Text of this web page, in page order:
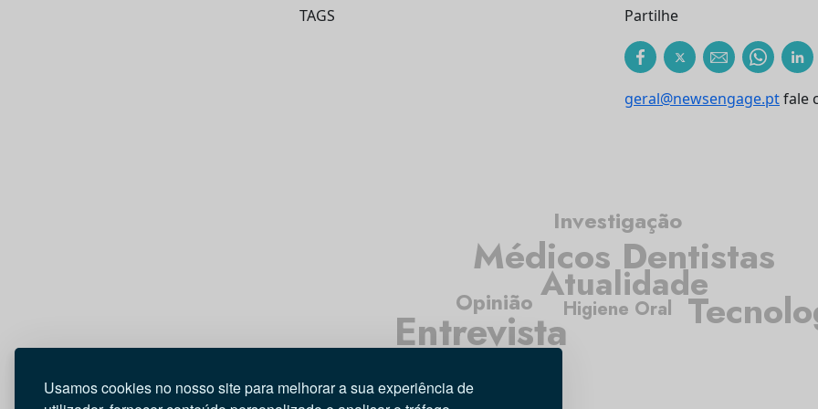
Usamos cookies no nosso site para melhorar a sua experiência de
TAGS Partilhe
geral@newsengage.ptfale
Atualidade
Médicos Dentistas
Higiene Oral
Entrevista
Opinião
Investigação